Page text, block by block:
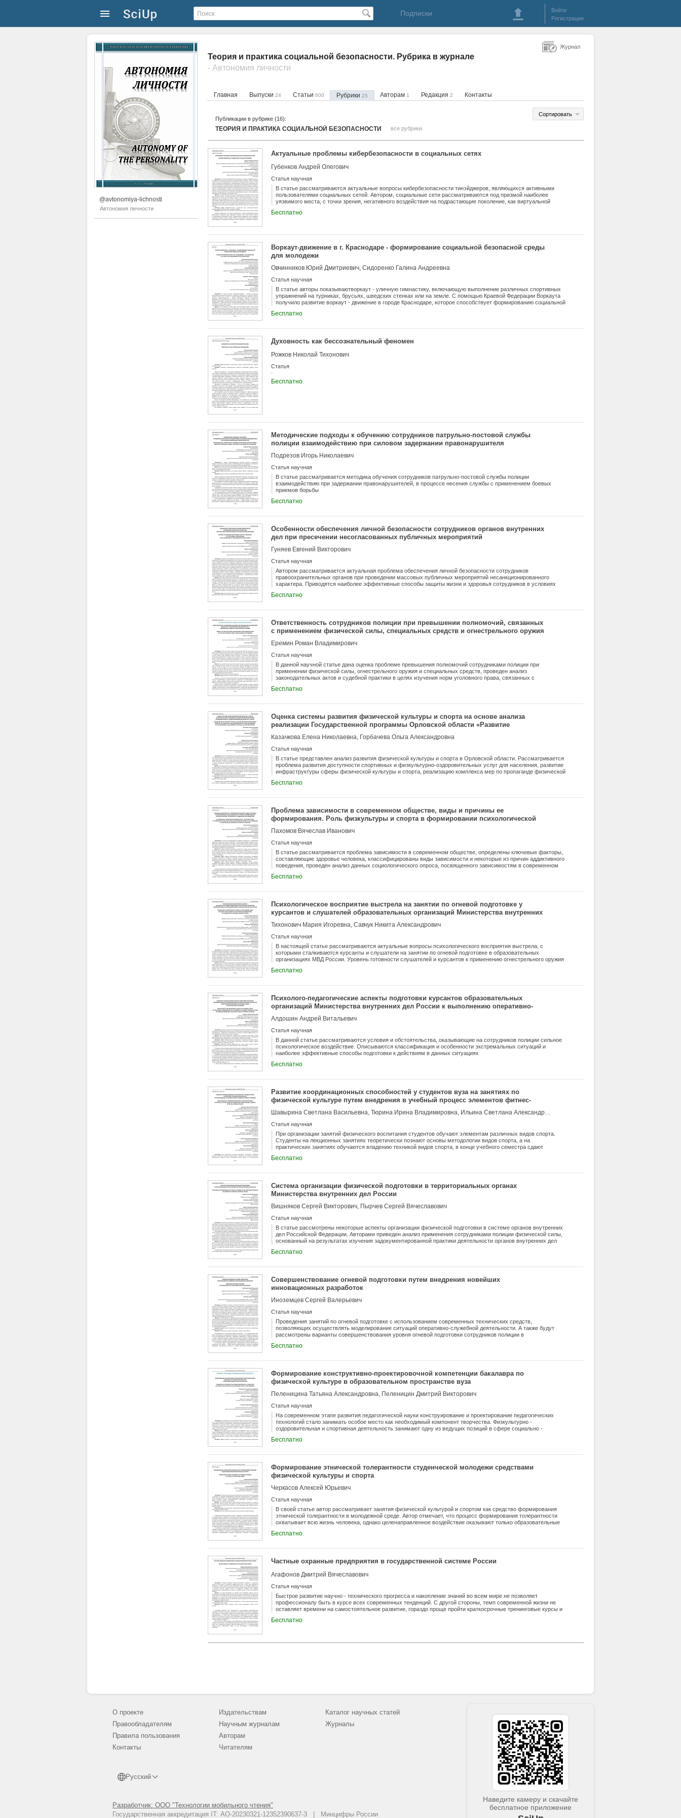
Подписки
Войти
Регистрация
@avtonomiya-lichnosti
Автономия личности
Теория и практика социальной безопасности. Рубрика в журнале
- Автономия личности
Главная Выпуски 24 Статьи 600 Рубрики 25 Авторам 1 Редакция 2 Контакты
Сортировать
Публикации в рубрике (16):
ТЕОРИЯ И ПРАКТИКА СОЦИАЛЬНОЙ БЕЗОПАСНОСТИ все рубрики
Актуальные проблемы кибербезопасности в социальных сетях
Губенков Андрей Олегович
Статья научная
В статье рассматриваются актуальные вопросы кибербезопасности тинэйджеров, являющихся активными
пользователями социальных сетей. Автором, социальные сети рассматриваются под призмой наиболее
уязвимого места, с точки зрения, негативного воздействия на подрастающие поколение, как виртуальной
социальных интернет-сетей за прошедшие десять лет, позволили автору не только систематизировать
послужить профилактическим материалом для лиц имеющие опосредованные знания и незначительный
Бесплатно
Воркаут-движение в г. Краснодаре - формирование социальной безопасной среды
для молодежи
Овчинников Юрий Дмитриевич, Сидоренко Галина Андреевна
Статья научная
В статье авторы показываютворкаут - уличную гимнастику, включающую выполнение различных спортивных
упражнений на турниках, брусьях, шведских стенках или на земле. С помощью Краевой Федерации Воркаута
получило развитие воркаут - движение в городе Краснодаре, которое способствует формированию социальной
воркаут - площадки для всех желающих приобщится к этому виду спорта под руководством известных
воркаутеры занимаются с детьми.
Бесплатно
Духовность как бессознательный феномен
Рожков Николай Тихонович
Статья
Бесплатно
Методические подходы к обучению сотрудников патрульно-постовой службы
полиции взаимодействию при силовом задержании правонарушителя
Подрезов Игорь Николаевич
Статья научная
В статье рассматривается методика обучения сотрудников патрульно-постовой службы полиции
взаимодействию при задержании правонарушителей, в процессе несения службы с применением боевых
приемов борьбы
Бесплатно
Особенности обеспечения личной безопасности сотрудников органов внутренних
дел при пресечении несогласованных публичных мероприятий
Гуняев Евгений Викторович
Статья научная
Автором рассматривается актуальная проблема обеспечения личной безопасности сотрудников
правоохранительных органов при проведении массовых публичных мероприятий несанкционированного
характера. Приводятся наиболее эффективные способы защиты жизни и здоровья сотрудников в условиях
перед ними. Кроме этого, в статье нашли свое отражение комплекс факторов способствующих личной
на психологические, организационно-тактические, материально-технические с подробным анализом каждого.
безопасности на массовых публичных мероприятиях, и намечает пути решения данных проблем с учетом
профессиональной подготовки и переподготовки сотрудников в образовательных организациях МВД России.
Бесплатно
Ответственность сотрудников полиции при превышении полномочий, связанных
с применением физической силы, специальных средств и огнестрельного оружия
Еремин Роман Владимирович
Статья научная
В данной научной статье дана оценка проблеме превышения полномочий сотрудниками полиции при
применении физической силы, огнестрельного оружия и специальных средств, проведен анализ
законодательных актов и судебной практики в целях изучения норм уголовного права, связанных с
проблем уголовной ответственности сотрудников, вышедших за рамки закона при применении того или иного
типу и характеру применяемых мер воздействия.
Бесплатно
Оценка системы развития физической культуры и спорта на основе анализа
реализации Государственной программы Орловской области «Развитие
физической культуры и спорта»
Казачкова Елена Николаевна, Горбачева Ольга Александровна
Статья научная
В статье представлен анализ развития физической культуры и спорта в Орловской области. Рассматривается
проблема развития доступности спортивных и физкультурно-оздоровительных услуг для населения, развитие
инфраструктуры сферы физической культуры и спорта, реализацию комплекса мер по пропаганде физической
дальнейшей реализации государственной программы.
Бесплатно
Проблема зависимости в современном обществе, виды и причины ее
формирования. Роль физкультуры и спорта в формировании психологической
устойчивости к аддиктивному поведению
Пахомов Вячеслав Иванович
Статья научная
В статье рассматривается проблема зависимости в современном обществе, определены ключевые факторы,
составляющие здоровье человека, классифицированы виды зависимости и некоторые из причин аддиктивного
поведения, проведен анализ данных социологического опроса, посвященного зависимостям в современном
зависимостям.
Бесплатно
Психологическое восприятие выстрела на занятии по огневой подготовке у
курсантов и слушателей образовательных организаций Министерства внутренних
дел России
Тихонович Мария Игоревна, Савчук Никита Александрович
Статья научная
В настоящей статье рассматриваются актуальные вопросы психологического восприятия выстрела, с
которыми сталкиваются курсанты и слушатели на занятии по огневой подготовке в образовательных
организациях МВД России. Уровень готовности слушателей и курсантов к применению огнестрельного оружия
подготовки, то есть приемам и правилам стрельбы и их морально-психологической готовности произвести
состояние и внутреннюю уверенность в своих действиях.
Бесплатно
Психолого-педагогические аспекты подготовки курсантов образовательных
организаций Министерства внутренних дел России к выполнению оперативно-
служебных задач в экстремальных ситуациях
Алдошин Андрей Витальевич
Статья научная
В данной статье рассматриваются условия и обстоятельства, оказывающие на сотрудников полиции сильное
психологическое воздействие. Описываются классификация и особенности экстремальных ситуаций и
наиболее эффективные способы подготовки к действиям в данных ситуациях
Бесплатно
Развитие координационных способностей у студентов вуза на занятиях по
физической культуре путем внедрения в учебный процесс элементов фитнес-
аэробики
Шавырина Светлана Васильевна, Тюрина Ирина Владимировна, Ильина Светлана Александровна
Статья научная
При организации занятий физического воспитания студентов обучают элементам различных видов спорта.
Студенты на лекционных занятиях теоретически познают основы методологии видов спорта, а на
практических занятиях обучаются владению техникой видов спорта, в конце учебного семестра сдают
программах ВУЗа. В современных условиях увеличился объем деятельности, но снизился уровень
двигательно - координационные способности. Из большого арсенала средств физической культуры,
использовать средства фитнес аэробики.
Бесплатно
Система организации физической подготовки в территориальных органах
Министерства внутренних дел России
Вишняков Сергей Викторович, Пырчев Сергей Вячеславович
Статья научная
В статье рассмотрены некоторые аспекты организации физической подготовки в системе органов внутренних
дел Российской Федерации. Авторами приведен анализ применения сотрудниками полиции физической силы,
основанный на результатах изучения задокументированной практики деятельности органов внутренних дел
законным требованиям сотрудника полиции. Анализируются подходы и формулируется понятие организации
нормативных правовых актов по вопросам регулирования применения физической силы сотрудниками
выполнения функции по достижению социально приемлемого уровня безопасности, а также обеспечения
личной безопасности сотрудника полиции.
Бесплатно
Совершенствование огневой подготовки путем внедрения новейших
инновационных разработок
Иноземцев Сергей Валерьевич
Статья научная
Проведения занятий по огневой подготовке с использованием современных технических средств,
позволяющих осуществлять моделирование ситуаций оперативно-служебной деятельности. А также будут
рассмотрены варианты совершенствования уровня огневой подготовки сотрудников полиции в
применения огнестрельного оружия в процессе выполнения своих служебных полномочий. Актуальна
подготовке, более широкого использования практико-ориентированных технологий
Бесплатно
Формирование конструктивно-проектировочной компетенции бакалавра по
физической культуре в образовательном пространстве вуза
Пеленицина Татьяна Александровна, Пеленицин Дмитрий Викторович
Статья научная
На современном этапе развития педагогической науки конструирование и проектирование педагогических
технологий стало занимать особое место как необходимый компонент творчества. Физкультурно -
оздоровительная и спортивная деятельность занимают одну из ведущих позиций в сфере социально -
компетентного специалиста, готового к работе в условиях возрастающей конкуренции на рынке труда.
Бесплатно
Формирование этнической толерантности студенческой молодежи средствами
физической культуры и спорта
Черкасов Алексей Юрьевич
Статья научная
В своей статье автор рассматривает занятия физической культурой и спортом как средство формирования
этнической толерантности в молодежной среде. Автор отмечает, что процесс формирования толерантности
охватывает всю жизнь человека, однако целенаправленное воздействие оказывают только образовательные
Бесплатно
Частные охранные предприятия в государственной системе России
Агафонов Дмитрий Вячеславович
Статья научная
Быстрое развитие научно - технического прогресса и накопление знаний во всем мире не позволяет
профессионалу быть в курсе всех современных тенденций. С другой стороны, темп современной жизни не
оставляет времени на самостоятельное развитие, гораздо проще пройти краткосрочные тренинговые курсы и
исходя из мирового опыта и лучших используемых практик.
Бесплатно
Журнал
О проекте
Правообладателям
Правила пользования
Контакты
Русский
Разработчик: ООО "Технологии мобильного чтения"
Государственная аккредитация IT: АО-20230321-12352390637-3 | Минцифры России
Издательствам
Научным журналам
Авторам
Читателям
Каталог научных статей
Журналы
Наведите камеру и скачайте
бесплатное приложение